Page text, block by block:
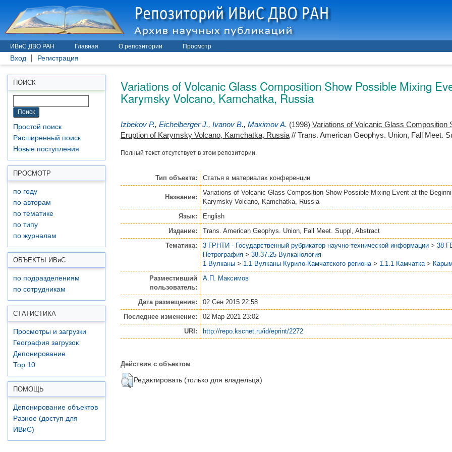
ИВиС ДВО РАН Главная О репозитории Просмотр
Вход Регистрация
ПОИСК
Простой поиск
Расширенный поиск
Новые поступления
ПРОСМОТР
по году
по авторам
по тематике
по типу
по журналам
ОБЪЕКТЫ ИВиС
по подразделениям
по сотрудникам
СТАТИСТИКА
Просмотры и загрузки
География загрузок
Депонирование
Top 10
ПОМОЩЬ
Депонирование объектов
Разное (доступ для
ИВиС)
Variations of Volcanic Glass Composition Show Possible Mixing
Karymsky Volcano, Kamchatka, Russia
Izbekov P., Eichelberger J., Ivanov B., Maximov A. (1998) Variations of Volcanic Glass Composition
Eruption of Karymsky Volcano, Kamchatka, Russia // Trans. American Geophys. Union, Fall Meet.
Полный текст отсутствует в этом репозитории.
Тип объекта: Статья в материалах конференции
Название:
Variations of Volcanic Glass Composition Show Possible Mixing Event at the
Karymsky Volcano, Kamchatka, Russia
Язык:
English
Издание:
Trans. American Geophys. Union, Fall Meet. Suppl, Abstract
Тематика:
3 ГРНТИ - Государственный рубрикатор научно-технической информации > 38
Петрография > 38.37.25 Вулканология
1 Вулканы > 1.1 Вулканы Курило-Камчатского региона > 1.1.1 Камчатка >
Разместивший
пользователь:
А.П. Максимов
Дата размещения:
02 Сен 2015 22:58
Последнее изменение:
02 Мар 2021 23:02
URI:
http://repo.kscnet.ru/id/eprint/2272
Действия с объектом
Редактировать (только для владельца)